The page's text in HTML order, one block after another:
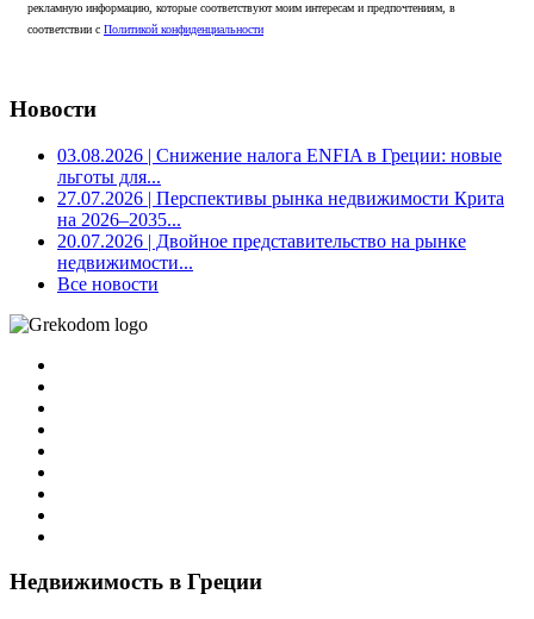
рекламную информацию, которые соответствуют моим интересам и предпочтениям, в
соответствии с Политикой конфиденциальности
Новости
03.08.2026 | Снижение налога ENFIA в Греции: новые
льготы для...
27.07.2026 | Перспективы рынка недвижимости Крита
на 2026–2035...
20.07.2026 | Двойное представительство на рынке
недвижимости...
Все новости
Недвижимость в Греции